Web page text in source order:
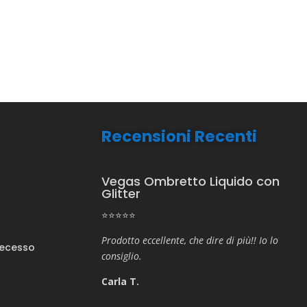
Recensioni Recenti
Vegas Ombretto Liquido con
Glitter
⭐⭐⭐⭐⭐
Prodotto eccellente, che dire di più!! Io lo
consiglio.
Carla T.